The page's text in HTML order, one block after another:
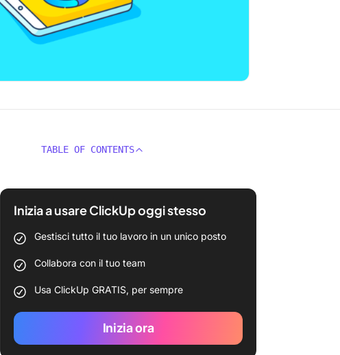
TABLE OF CONTENTS
Inizia a usare ClickUp oggi stesso
Gestisci tutto il tuo lavoro in un unico posto
Collabora con il tuo team
Usa ClickUp GRATIS, per sempre
Inizia ora